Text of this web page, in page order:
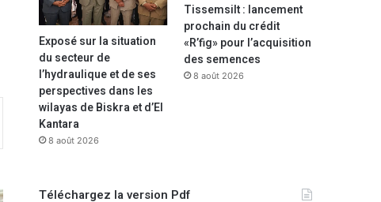
Exposé sur la situation
du secteur de
l’hydraulique et de ses
perspectives dans les
wilayas de Biskra et d’El
Kantara
8 août 2026
Tissemsilt : lancement
prochain du crédit
«R’fig» pour l’acquisition
des semences
8 août 2026
Téléchargez la version Pdf